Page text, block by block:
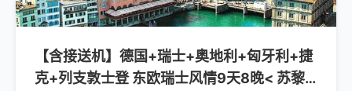
【含接送机】德国+瑞士+奥地利+匈牙利+捷
克+列支敦士登 东欧瑞士风情9天8晚< 苏黎